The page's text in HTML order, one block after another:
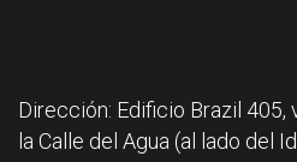
Dirección: Edificio Brazil 405,
la Calle del Agua (al lado del